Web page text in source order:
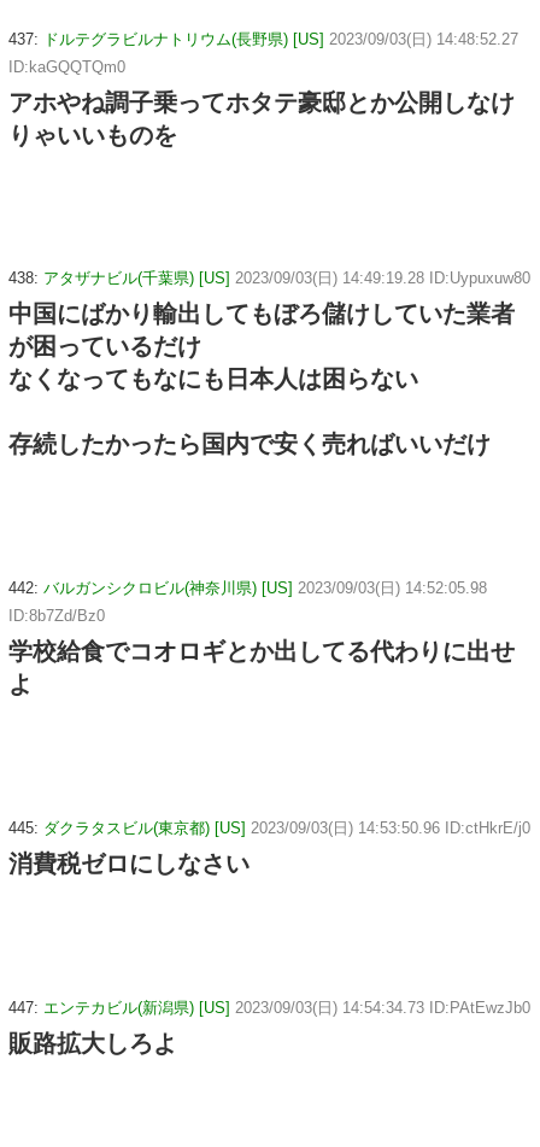
437: ドルテグラビルナトリウム(長野県) [US] 2023/09/03(日) 14:48:52.27
ID:kaGQQTQm0
アホやね調子乗ってホタテ豪邸とか公開しなけ
りゃいいものを
438: アタザナビル(千葉県) [US] 2023/09/03(日) 14:49:19.28 ID:Uypuxuw80
中国にばかり輸出してもぼろ儲けしていた業者
が困っているだけ
なくなってもなにも日本人は困らない
存続したかったら国内で安く売ればいいだけ
442: バルガンシクロビル(神奈川県) [US] 2023/09/03(日) 14:52:05.98
ID:8b7Zd/Bz0
学校給食でコオロギとか出してる代わりに出せ
よ
445: ダクラタスビル(東京都) [US] 2023/09/03(日) 14:53:50.96 ID:ctHkrE/j0
消費税ゼロにしなさい
447: エンテカビル(新潟県) [US] 2023/09/03(日) 14:54:34.73 ID:PAtEwzJb0
販路拡大しろよ